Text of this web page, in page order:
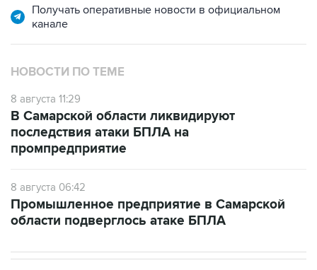
Получать оперативные новости в официальном
канале
НОВОСТИ ПО ТЕМЕ
8 августа 11:29
В Самарской области ликвидируют
последствия атаки БПЛА на
промпредприятие
8 августа 06:42
Промышленное предприятие в Самарской
области подверглось атаке БПЛА